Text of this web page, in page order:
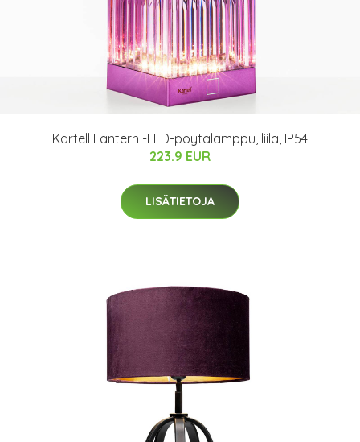
Kartell Lantern -LED-pöytälamppu, liila, IP54
223.9 EUR
LISÄTIETOJA